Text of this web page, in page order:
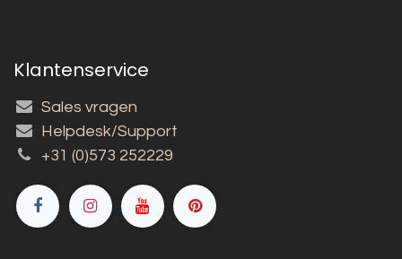
Klantenservice
Sales vragen
Helpdesk/Support
+31 (0)573 252229